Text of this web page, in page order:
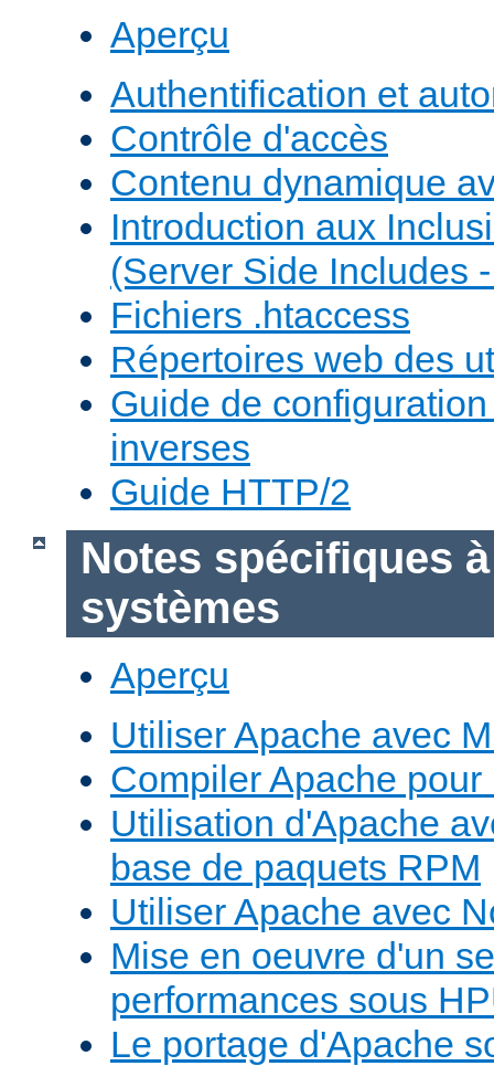
Aperçu
Authentification et
Contrôle d'accès
Contenu dynamique
Introduction aux
(Server Side Includes
Fichiers .htaccess
Répertoires web des
Guide de
inverses
Guide HTTP/2
Notes spécifiques
systèmes
Aperçu
Utiliser Apache avec
Compiler Apache
Utilisation d'Apache
base de paquets RPM
Utiliser Apache avec
Mise en oeuvre d'un
performances sous
Le portage d'Apache